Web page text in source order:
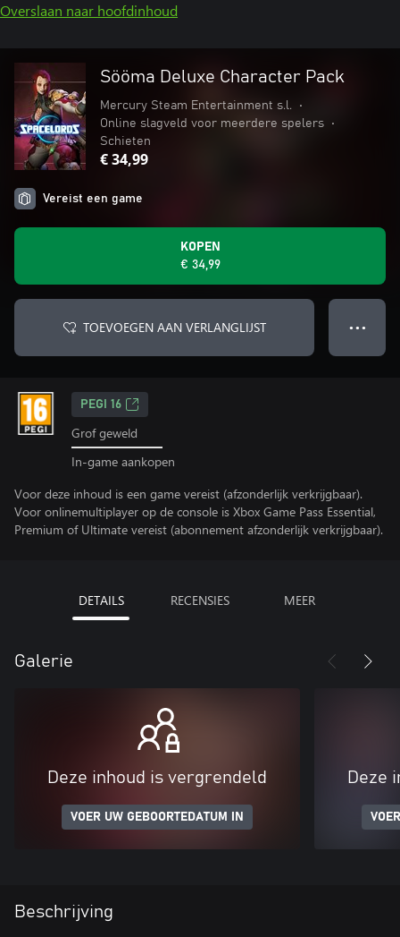
Overslaan naar hoofdinhoud
Sööma Deluxe Character Pack
Mercury Steam Entertainment s.l.
•
Online slagveld voor meerdere spelers
•
Schieten
€ 34,99
Vereist een game
KOPEN
€ 34,99
TOEVOEGEN AAN VERLANGLIJST ● ● ●
PEGI 16
Grof geweld
In-game aankopen
Voor deze inhoud is een game vereist (afzonderlijk verkrijgbaar).
Voor onlinemultiplayer op de console is Xbox Game Pass Essential,
Premium of Ultimate vereist (abonnement afzonderlijk verkrijgbaar).
DETAILS RECENSIES MEER
Galerie
Deze inhoud is vergrendeld
VOER UW GEBOORTEDATUM IN
Deze
Beschrijving